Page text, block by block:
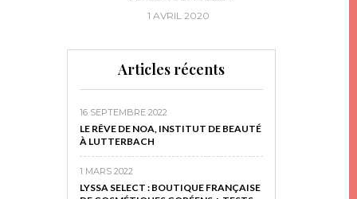
1 AVRIL 2020
Articles récents
16 SEPTEMBRE 2022
LE RÊVE DE NOA, INSTITUT DE BEAUTÉ
À LUTTERBACH
1 MARS 2022
LYSSA SELECT : BOUTIQUE FRANÇAISE